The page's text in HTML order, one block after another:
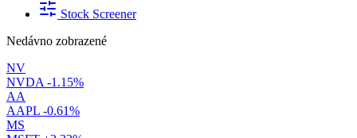
Stock Screener
Nedávno zobrazené
NV
NVDA -1.15%
AA
AAPL -0.61%
MS